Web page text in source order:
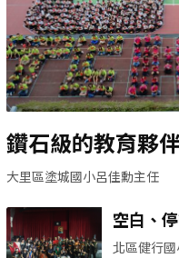
鑽石級的教育夥
家長會
大里區塗城國小呂佳勳主任
空白、
子的教
北區健行